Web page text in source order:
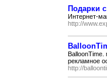
Подарки
Интернет-
http://
рекламное
http://